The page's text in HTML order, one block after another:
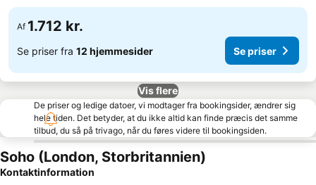
Af 1.712 kr.
Se priser fra 12 hjemmesider Se priser
Vis flere
De priser og ledige datoer, vi modtager fra bookingsider, ændrer sig
hele tiden. Det betyder, at du ikke altid kan finde præcis det samme
tilbud, du så på trivago, når du føres videre til bookingsiden.
Soho (London, Storbritannien)
Kontaktinformation